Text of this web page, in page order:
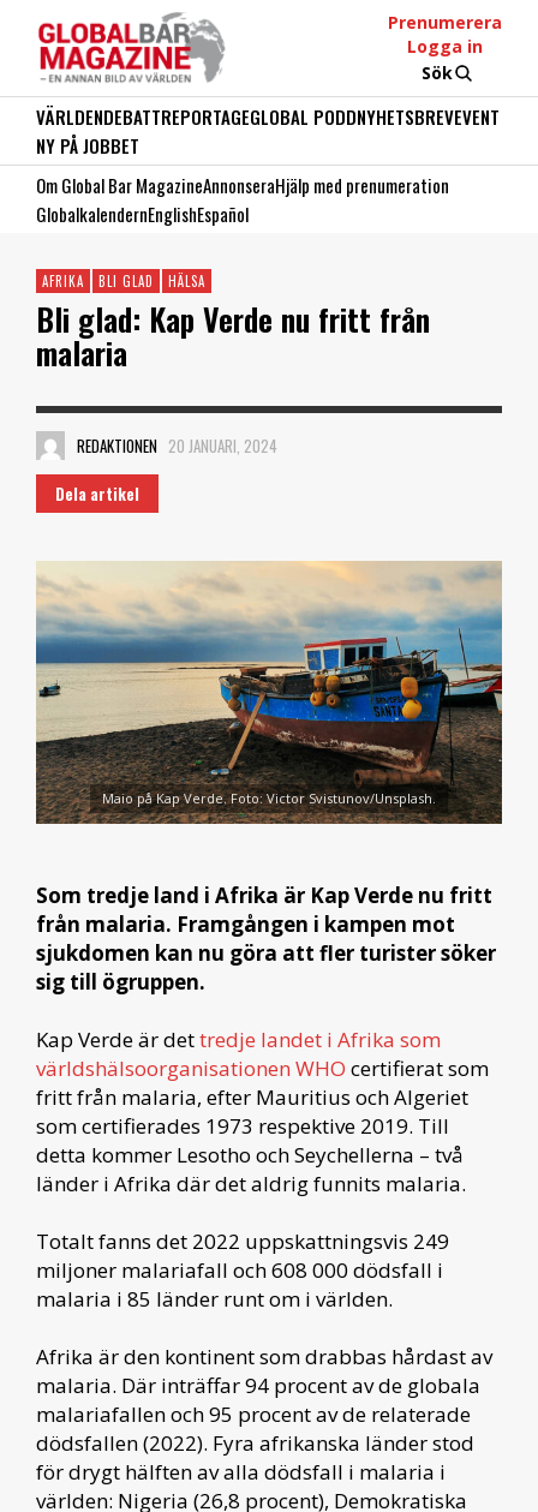
Prenumerera
Logga in
Sök
VÄRLDENDEBATTREPORTAGEGLOBAL PODDNYHETSBREVEVENT
NY PÅ JOBBET
Om Global Bar MagazineAnnonseraHjälp med prenumeration
GlobalkalendernEnglishEspañol
AFRIKA BLI GLAD HÄLSA
Bli glad: Kap Verde nu fritt från
malaria
REDAKTIONEN 20 JANUARI, 2024
Dela artikel
Maio på Kap Verde. Foto: Victor Svistunov/Unsplash.
Som tredje land i Afrika är Kap Verde nu fritt
från malaria. Framgången i kampen mot
sjukdomen kan nu göra att fler turister söker
sig till ögruppen.
Kap Verde är dettredje landet i Afrika som
världshälsoorganisationen WHO certifierat som
fritt från malaria, efter Mauritius och Algeriet
som certifierades 1973 respektive 2019. Till
detta kommer Lesotho och Seychellerna – två
länder i Afrika där det aldrig funnits malaria.
Totalt fanns det 2022 uppskattningsvis 249
miljoner malariafall och 608 000 dödsfall i
malaria i 85 länder runt om i världen.
Afrika är den kontinent som drabbas hårdast av
malaria. Där inträffar 94 procent av de globala
malariafallen och 95 procent av de relaterade
dödsfallen (2022). Fyra afrikanska länder stod
för drygt hälften av alla dödsfall i malaria i
världen: Nigeria (26,8 procent), Demokratiska